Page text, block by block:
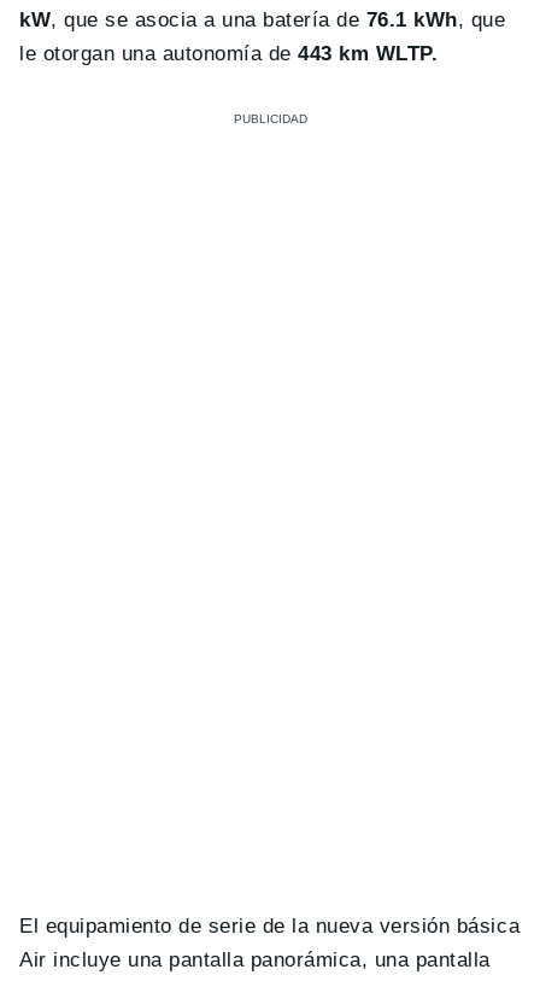
kW, que se asocia a una batería de 76.1 kWh, que
le otorgan una autonomía de443 km WLTP.
El equipamiento de serie de la nueva versión básica
Air incluye una pantalla panorámica, una pantalla